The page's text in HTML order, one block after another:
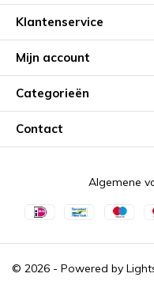
Klantenservice
Mijn account
Categorieën
Contact
© 2026 - Powered by
Algemene